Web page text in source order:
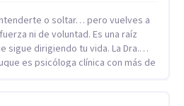
o soltar… pero vuelves a
ni de voluntad. Es una raíz
dirigiendo tu vida. La Dra.
es psicóloga clínica con más de